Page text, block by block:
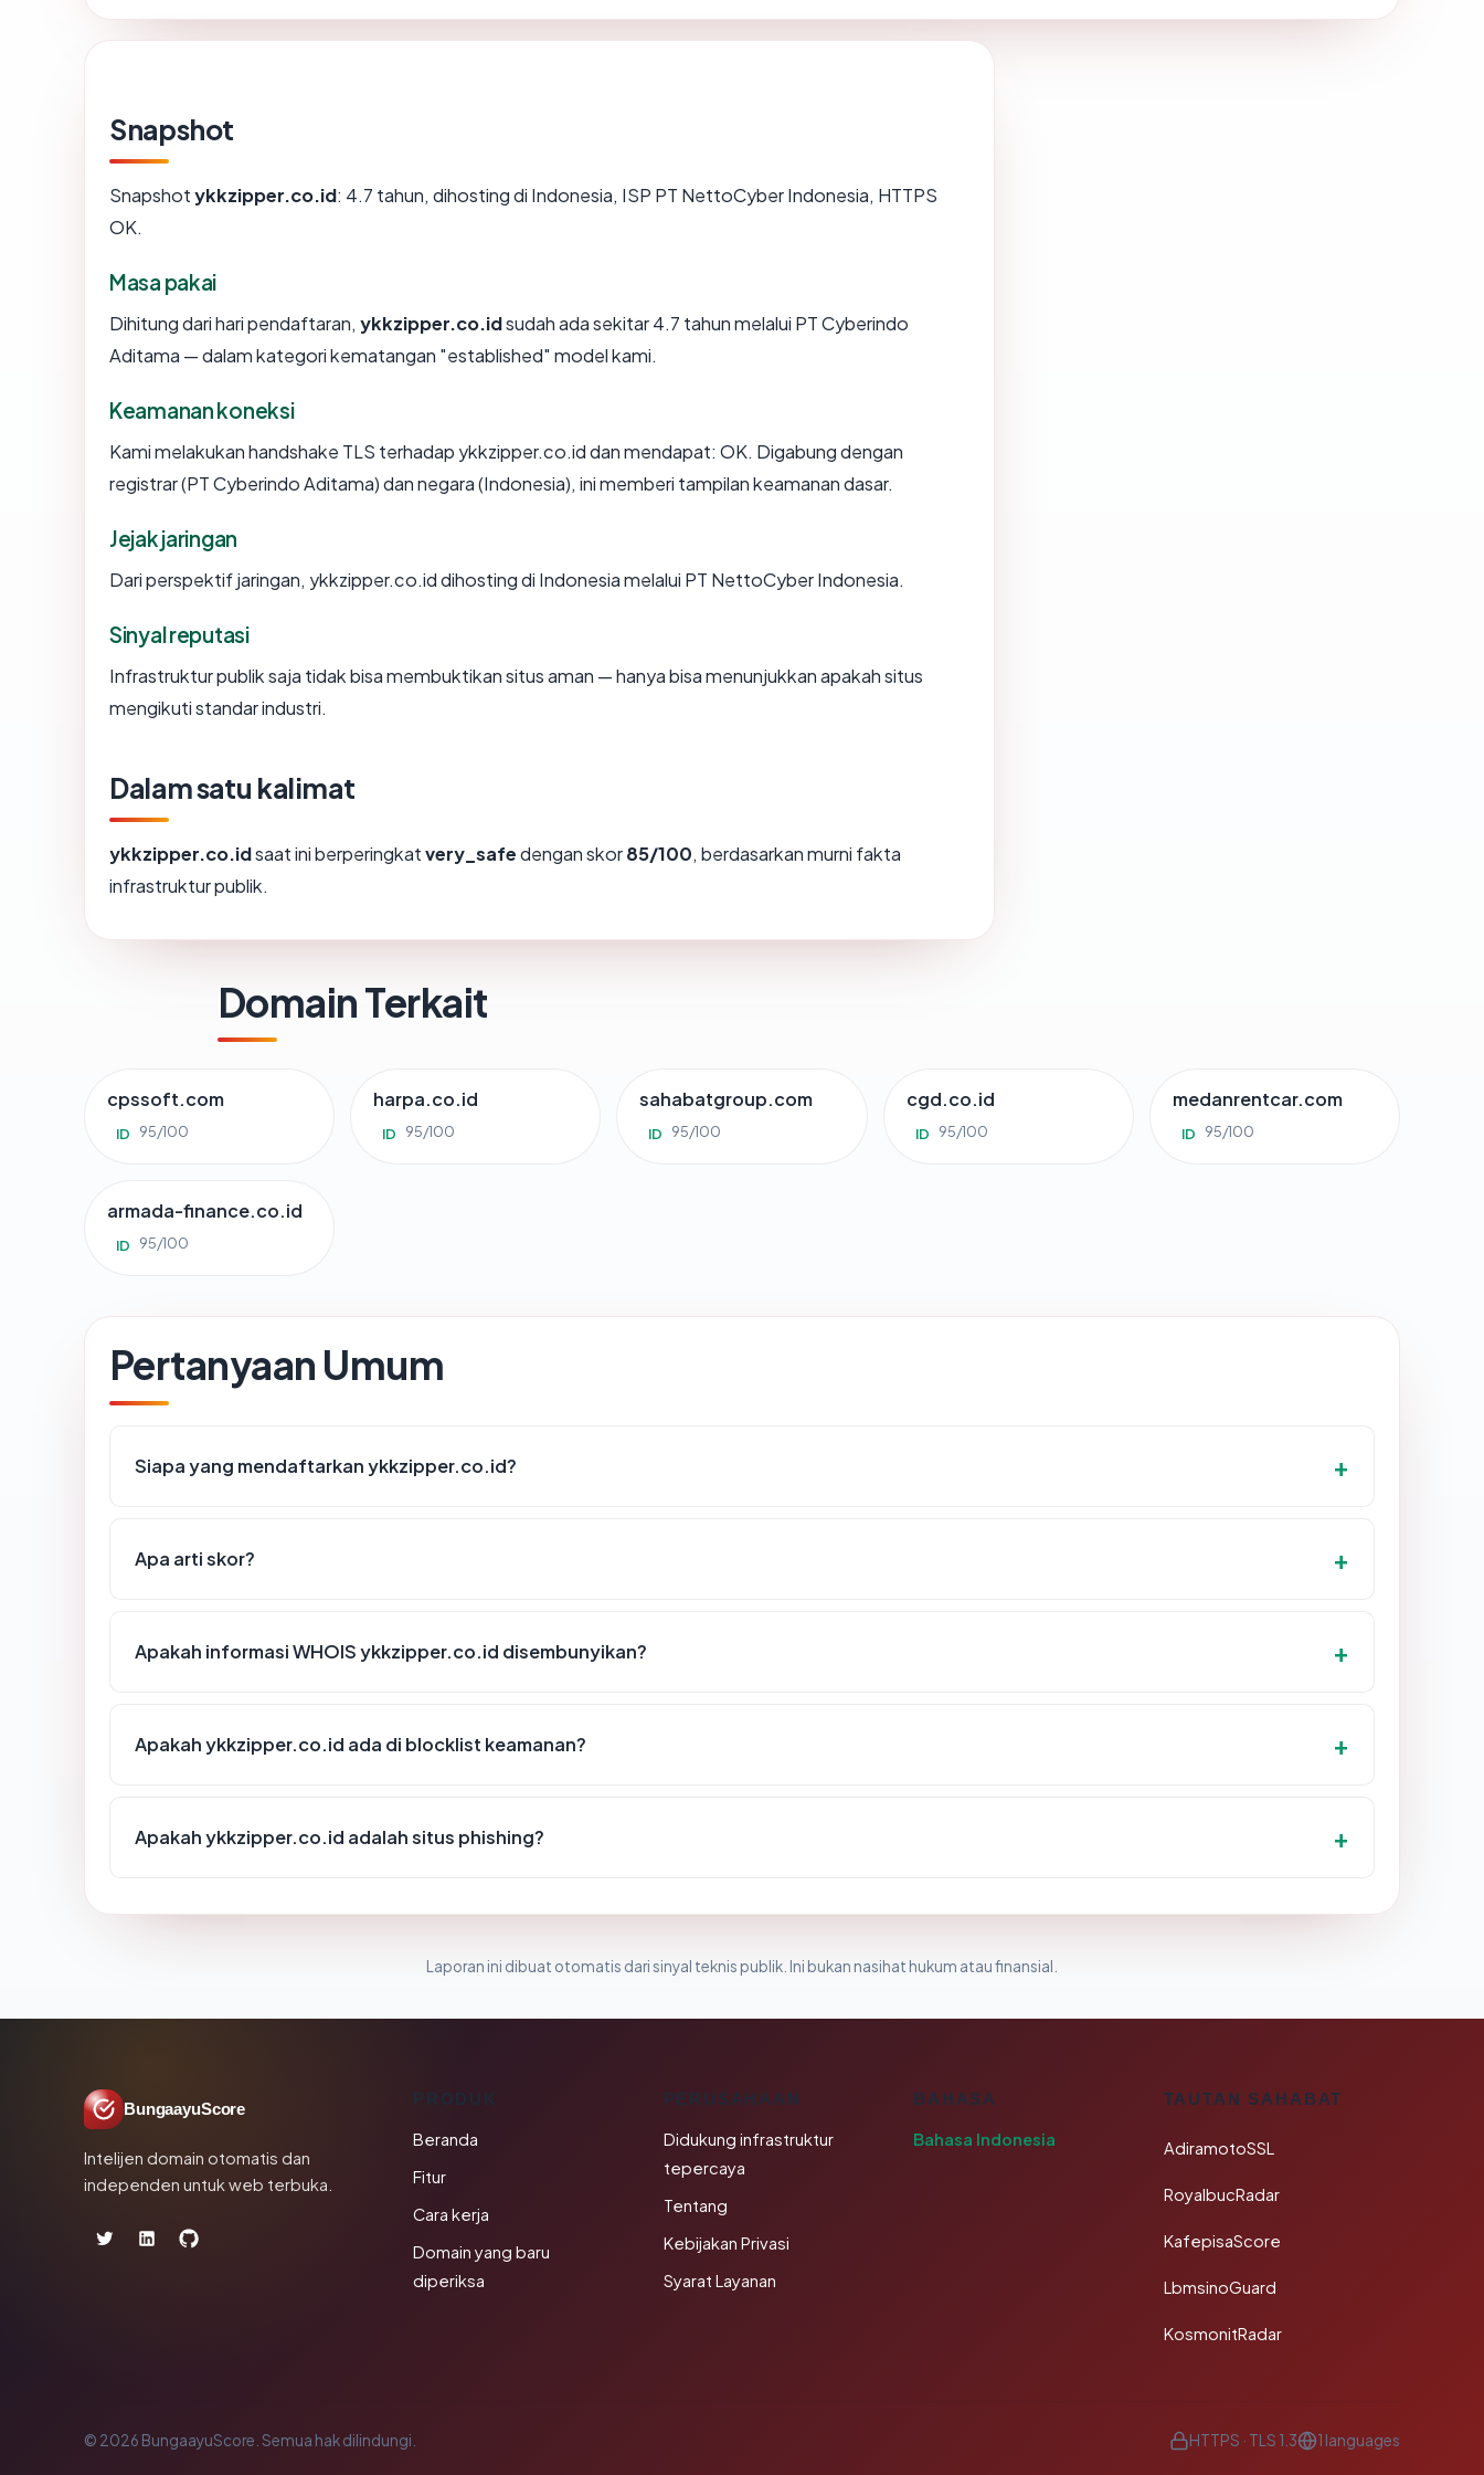
Snapshot
Snapshotykkzipper.co.id: 4.7 tahun, dihosting di Indonesia, ISP PT NettoCyber Indonesia, HTTPS
OK.
Masa pakai
Dihitung dari hari pendaftaran, ykkzipper.co.idsudah ada sekitar 4.7 tahun melalui PT Cyberindo
Aditama — dalam kategori kematangan "established" model kami.
Keamanan koneksi
Kami melakukan handshake TLS terhadap ykkzipper.co.id dan mendapat: OK. Digabung dengan
registrar (PT Cyberindo Aditama) dan negara (Indonesia), ini memberi tampilan keamanan dasar.
Jejak jaringan
Dari perspektif jaringan, ykkzipper.co.id dihosting di Indonesia melalui PT NettoCyber Indonesia.
Sinyal reputasi
Infrastruktur publik saja tidak bisa membuktikan situs aman — hanya bisa menunjukkan apakah situs
mengikuti standar industri.
Dalam satu kalimat
ykkzipper.co.idsaat ini berperingkatvery_safedengan skor85/100, berdasarkan murni fakta
infrastruktur publik.
Domain Terkait
cpssoft.com
ID 95/100
harpa.co.id
ID 95/100
sahabatgroup.com
ID 95/100
cgd.co.id
ID 95/100
medanrentcar.com
ID 95/100
armada-finance.co.id
ID 95/100
Pertanyaan Umum
Siapa yang mendaftarkan ykkzipper.co.id?
Apa arti skor?
Apakah informasi WHOIS ykkzipper.co.id disembunyikan?
Apakah ykkzipper.co.id ada di blocklist keamanan?
Apakah ykkzipper.co.id adalah situs phishing?
Laporan ini dibuat otomatis dari sinyal teknis publik. Ini bukan nasihat hukum atau finansial.
BungaayuScore
Intelijen domain otomatis dan
independen untuk web terbuka.
Beranda
Fitur
Cara kerja
Domain yang baru
diperiksa
PERUSAHAAN
Didukung infrastruktur
tepercaya
Tentang
Kebijakan Privasi
Syarat Layanan
BAHASA
Bahasa Indonesia
TAUTAN SAHABAT
AdiramotoSSL
RoyalbucRadar
KafepisaScore
LbmsinoGuard
KosmonitRadar
© 2026 BungaayuScore. Semua hak dilindungi. HTTPS · TLS 1.3 1 languages